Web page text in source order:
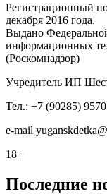
Регистрационный
декабря 2016 года.
Выдано
информационных
(Роскомнадзор)
Учредитель ИП
Тел.: +7 (90285)
e-mail y
18+
Последние